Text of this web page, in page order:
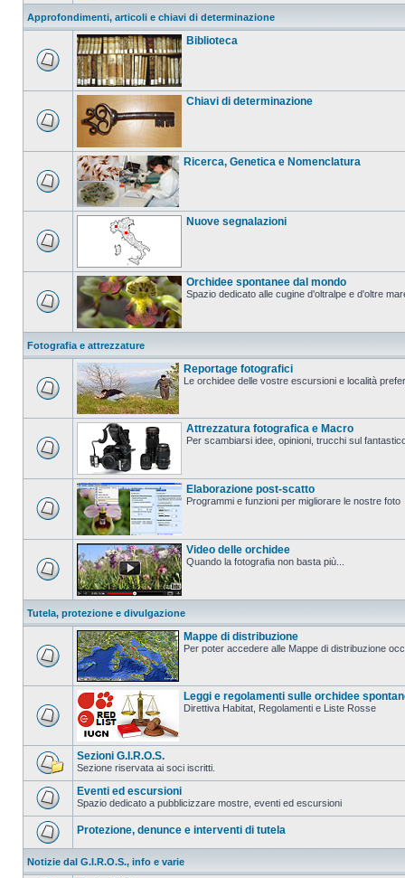
Approfondimenti, articoli e chiavi di determinazione
Biblioteca
Chiavi di determinazione
Ricerca, Genetica e Nomenclatura
Nuove segnalazioni
Orchidee spontanee dal mondo
Spazio dedicato alle cugine d'oltralpe e d'oltre
Fotografia e attrezzature
Reportage fotografici
Le orchidee delle vostre escursioni e località
Attrezzatura fotografica e Macro
Per scambiarsi idee, opinioni, trucchi sul
Elaborazione post-scatto
Programmi e funzioni per migliorare le nostre foto
Video delle orchidee
Quando la fotografia non basta più...
Tutela, protezione e divulgazione
Mappe di distribuzione
Per poter accedere alle Mappe di distribuzione
Leggi e regolamenti sulle orchidee
Direttiva Habitat, Regolamenti e Liste Rosse
Sezioni G.I.R.O.S.
Sezione riservata ai soci iscritti.
Eventi ed escursioni
Spazio dedicato a pubblicizzare mostre, eventi ed escursioni
Protezione, denunce e interventi di tutela
Notizie dal G.I.R.O.S., info e varie